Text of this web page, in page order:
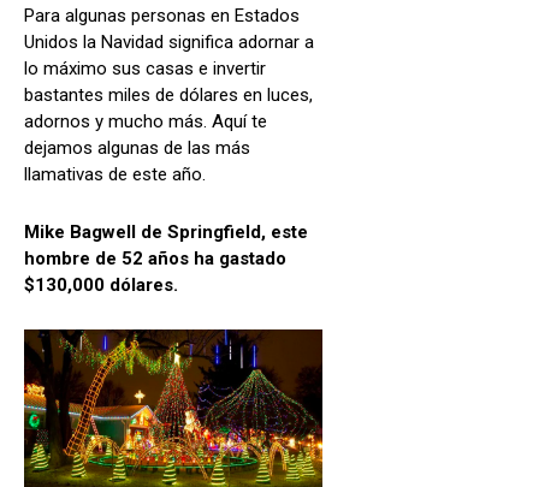
Para algunas personas en Estados
Unidos la Navidad significa adornar a
lo máximo sus casas e invertir
bastantes miles de dólares en luces,
adornos y mucho más. Aquí te
dejamos algunas de las más
llamativas de este año.
Mike Bagwell de Springfield, este
hombre de 52 años ha gastado
$130,000 dólares.